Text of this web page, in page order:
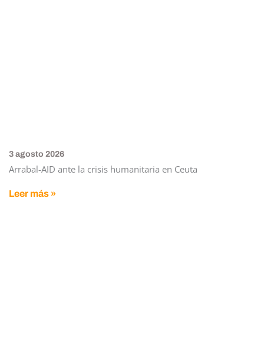
3 agosto 2026
Arrabal-AID ante la crisis humanitaria en Ceuta
Leer más »